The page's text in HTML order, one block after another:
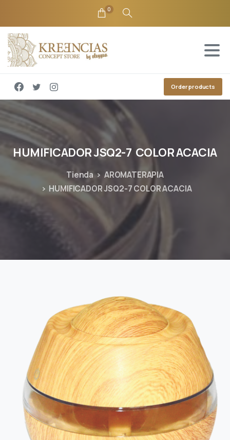
0
Order products
HUMIFICADORJSQ2-7 COLORACACIA
Tienda
AROMATERAPIA
HUMIFICADOR JSQ2-7 COLOR ACACIA